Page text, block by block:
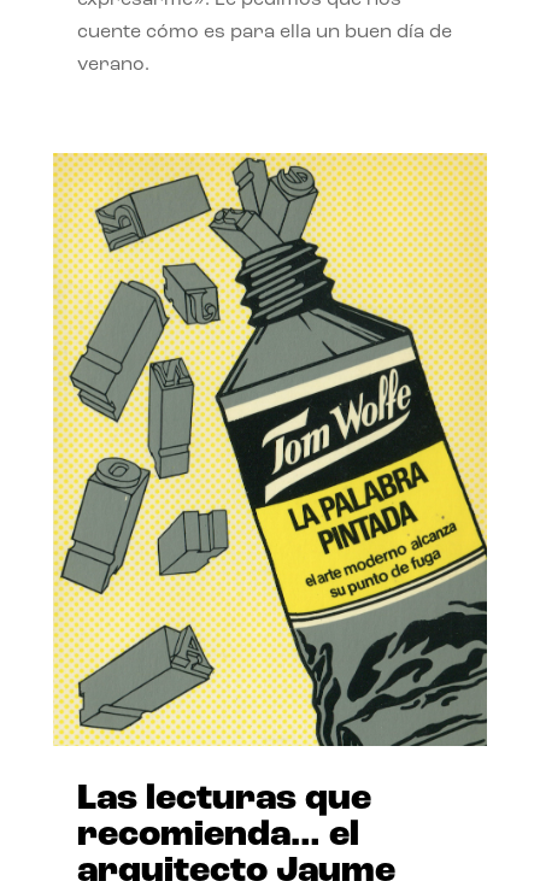
cuente cómo es para ella un buen día de
verano.
Las lecturas que
recomienda… el
arquitecto Jaume